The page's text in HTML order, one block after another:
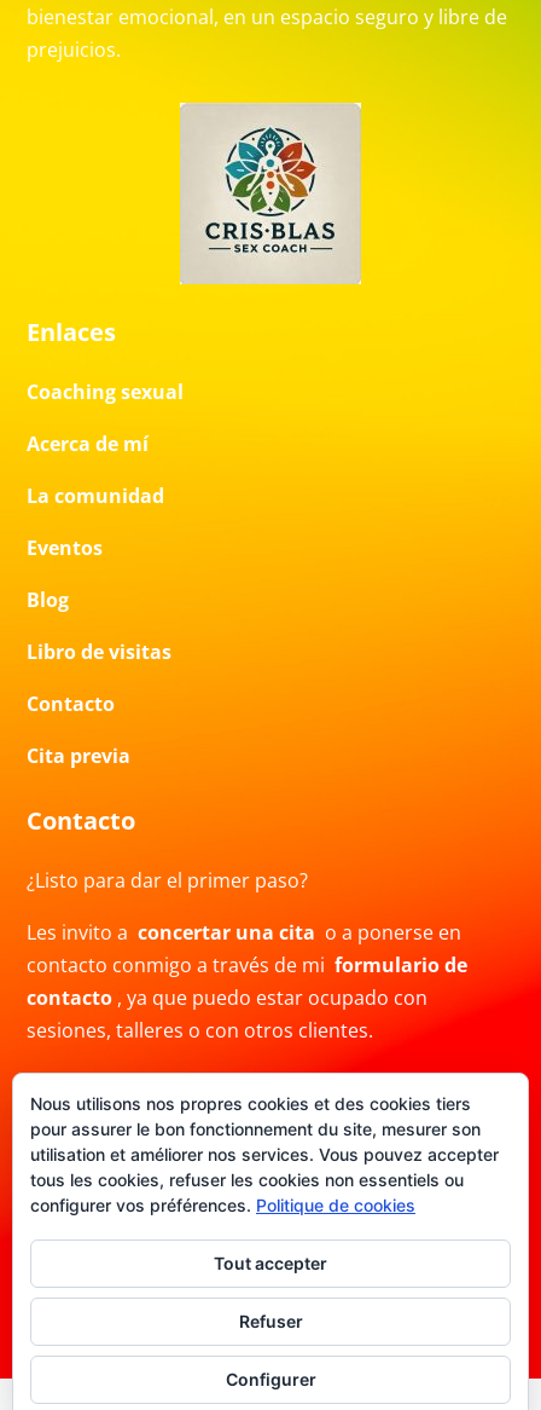
bienestar emocional, en un espacio seguro y libre de
prejuicios.
Enlaces
Coaching sexual
Acerca de mí
La comunidad
Eventos
Blog
Libro de visitas
Contacto
Cita previa
Contacto
¿Listo para dar el primer paso?
Les invito aconcertar una cita o a ponerse en
contacto conmigo a través de miformulario de
contacto , ya que puedo estar ocupado con
sesiones, talleres o con otros clientes.
También puedes contactarme por correo electrónico
ainfo@crisblas.como porWhatsAppal
+34691480780. Ten en cuenta que mi respuesta
puede demorar.
Politica de Privacidad|Aviso legal|Politica de
Términos y condiciones
Nous utilisons nos propres cookies et des cookies tiers
pour assurer le bon fonctionnement du site, mesurer son
utilisation et améliorer nos services. Vous pouvez accepter
tous les cookies, refuser les cookies non essentiels ou
configurer vos préférences. Politique de cookies
Tout accepter
Refuser
Configurer